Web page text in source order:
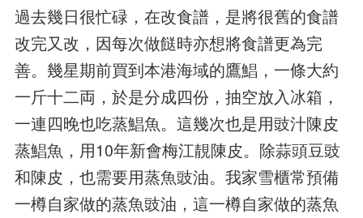
過去幾日很忙碌，在改食譜，是將很舊的食譜
改完又改，因每次做餸時亦想將食譜更為完
善。幾星期前買到本港海域的鷹鯧，一條大約
一斤十二両，於是分成四份，抽空放入冰箱，
一連四晚也吃蒸鯧魚。這幾次也是用豉汁陳皮
蒸鯧魚，用10年新會梅江靚陳皮。除蒜頭豆豉
和陳皮，也需要用蒸魚豉油。我家雪櫃常預備
一樽自家做的蒸魚豉油，這一樽自家做的蒸魚